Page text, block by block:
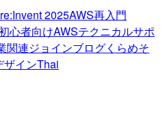
2025AWS再入門
心者向けAWSテクニカルサポ
関連ジョインブログくらめそ
ザインThai